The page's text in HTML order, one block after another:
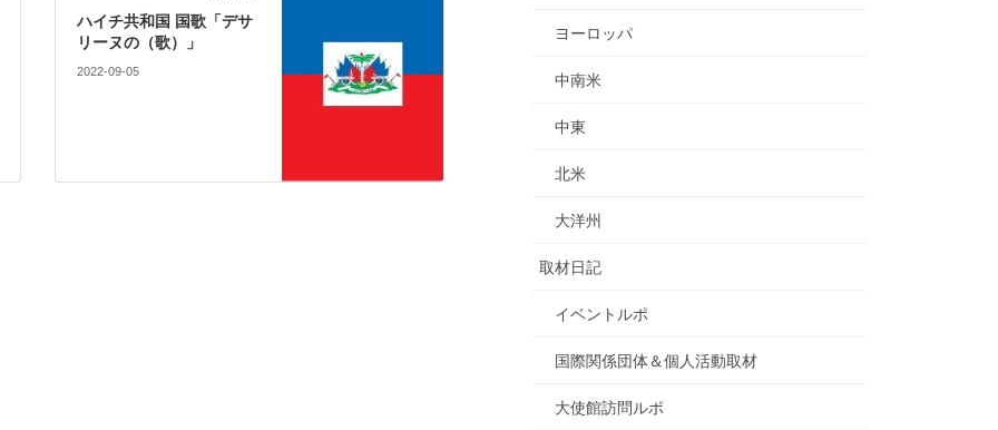
ハイチ共和国 国歌「デサ
リーヌの（歌）」
2022-09-05
ヨーロッパ
中南米
中東
北米
大洋州
取材日記
イベントルポ
国際関係団体＆個人活動取材
大使館訪問ルポ